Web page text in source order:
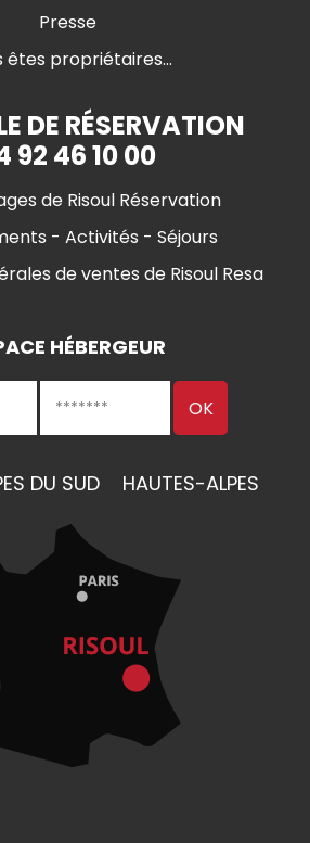
Presse
êtes propriétaires...
DE RÉSERVATION
92 46 10 00
de Risoul Réservation
- Activités - Séjours
de ventes de Risoul Resa
HÉBERGEUR
DU SUD HAUTES-ALPES